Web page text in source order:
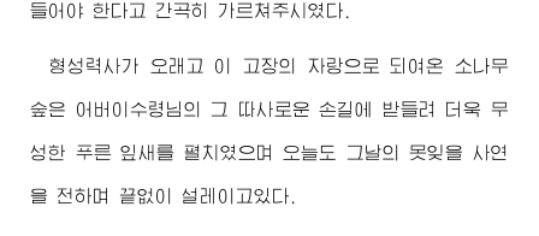
들어야 한다고 간곡히 가르쳐주시였다.
형성력사가 오래고 이 고장의 자랑으로 되여온 소나무
숲은 어버이수령님 의 그 따사로운 손길에 받들려 더욱 무
성한 푸른 잎새를 펼치였으며 오늘도 그날의 못잊을 사연
을 전하며 끝없이 설레이고있다.